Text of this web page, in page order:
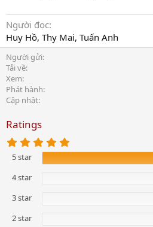
Người đọc
Huy Hồ, Thy Mai, Tuấn Anh
Người gửi
Tải về
Xem
Phát hành
Cập nhật
Ratings
.
0
0
5 star
4 star
3 star
2 star